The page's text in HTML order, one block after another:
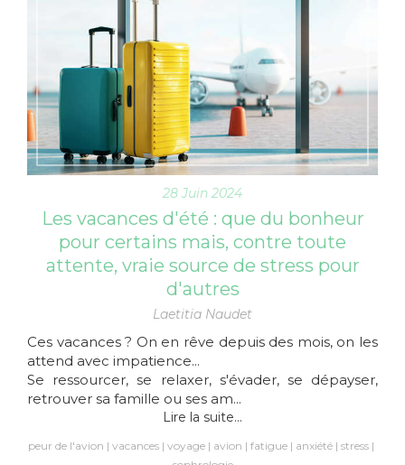
28 Juin 2024
Les vacances d'été : que du bonheur
pour certains mais, contre toute
attente, vraie source de stress pour
d'autres
Laetitia Naudet
Ces vacances ? On en rêve depuis des mois, on les
attend avec impatience...
Se ressourcer, se relaxer, s'évader, se dépayser,
retrouver sa famille ou ses am...
Lire la suite...
peur de l'avion vacances voyage avion fatigue anxiété stress